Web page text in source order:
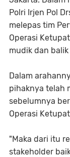
Polri Irjen Pol
melepas tim
Operasi
mudik dan
Dalam
pihaknya telah
sebelumnya
Operasi
"Maka dari itu
stakeholder